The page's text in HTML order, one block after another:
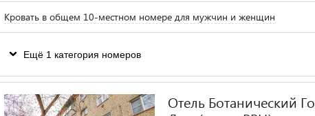
Кровать в общем 10-местном номере для мужчин и женщин
Ещё 1 категория номеров
Отель Ботанический